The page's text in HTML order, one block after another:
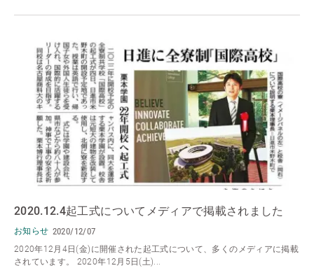
2020.12.4起工式についてメディアで掲載されました
お知らせ 2020/12/07
2020年12月4日(金)に開催された起工式について、多くのメディアに掲載
されています。 2020年12月5日(土)...